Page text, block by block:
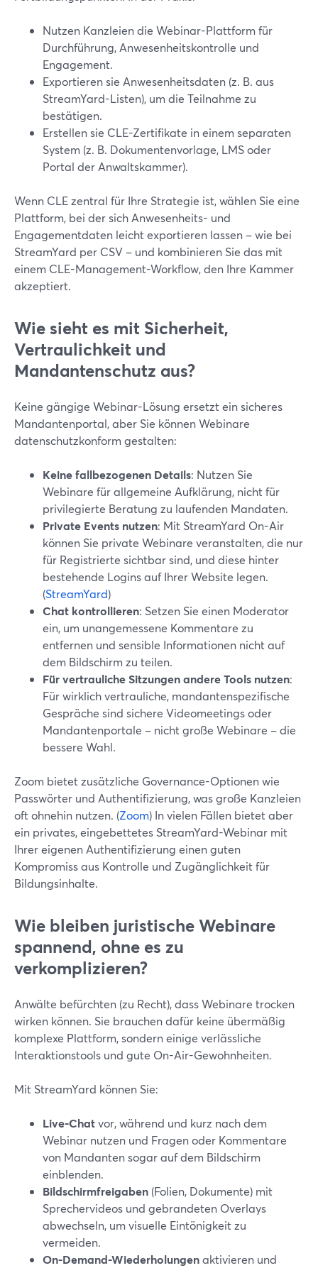
Nutzen Kanzleien die Webinar-Plattform für
Durchführung, Anwesenheitskontrolle und
Engagement.
Exportieren sie Anwesenheitsdaten (z. B. aus
StreamYard-Listen), um die Teilnahme zu
bestätigen.
Erstellen sie CLE-Zertifikate in einem separaten
System (z. B. Dokumentenvorlage, LMS oder
Portal der Anwaltskammer).
Wenn CLE zentral für Ihre Strategie ist, wählen Sie eine
Plattform, bei der sich Anwesenheits- und
Engagementdaten leicht exportieren lassen – wie bei
StreamYard per CSV – und kombinieren Sie das mit
einem CLE-Management-Workflow, den Ihre Kammer
akzeptiert.
Wie sieht es mit Sicherheit,
Vertraulichkeit und
Mandantenschutz aus?
Keine gängige Webinar-Lösung ersetzt ein sicheres
Mandantenportal, aber Sie können Webinare
datenschutzkonform gestalten:
Keine fallbezogenen Details: Nutzen Sie
Webinare für allgemeine Aufklärung, nicht für
privilegierte Beratung zu laufenden Mandaten.
Private Events nutzen: Mit StreamYard On-Air
können Sie private Webinare veranstalten, die nur
für Registrierte sichtbar sind, und diese hinter
bestehende Logins auf Ihrer Website legen.
(StreamYard)
Chat kontrollieren: Setzen Sie einen Moderator
ein, um unangemessene Kommentare zu
entfernen und sensible Informationen nicht auf
dem Bildschirm zu teilen.
Für vertrauliche Sitzungen andere Tools nutzen:
Für wirklich vertrauliche, mandantenspezifische
Gespräche sind sichere Videomeetings oder
Mandantenportale – nicht große Webinare – die
bessere Wahl.
Zoom bietet zusätzliche Governance-Optionen wie
Passwörter und Authentifizierung, was große Kanzleien
oft ohnehin nutzen. (Zoom) In vielen Fällen bietet aber
ein privates, eingebettetes StreamYard-Webinar mit
Ihrer eigenen Authentifizierung einen guten
Kompromiss aus Kontrolle und Zugänglichkeit für
Bildungsinhalte.
Wie bleiben juristische Webinare
spannend, ohne es zu
verkomplizieren?
Anwälte befürchten (zu Recht), dass Webinare trocken
wirken können. Sie brauchen dafür keine übermäßig
komplexe Plattform, sondern einige verlässliche
Interaktionstools und gute On-Air-Gewohnheiten.
Mit StreamYard können Sie:
Live-Chatvor, während und kurz nach dem
Webinar nutzen und Fragen oder Kommentare
von Mandanten sogar auf dem Bildschirm
einblenden.
Bildschirmfreigaben (Folien, Dokumente) mit
Sprechervideos und gebrandeten Overlays
abwechseln, um visuelle Eintönigkeit zu
vermeiden.
On-Demand-Wiederholungenaktivieren und